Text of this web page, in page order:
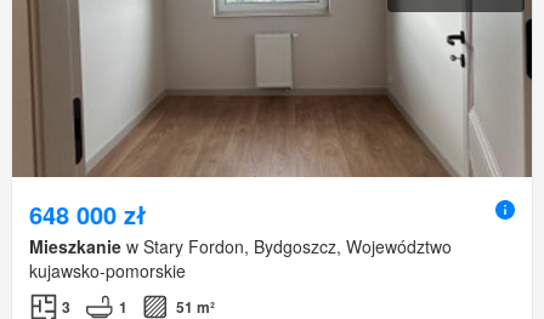
648 000 zł
Mieszkanie w Stary Fordon, Bydgoszcz, Województwo
kujawsko-pomorskie
3 1 51 m²